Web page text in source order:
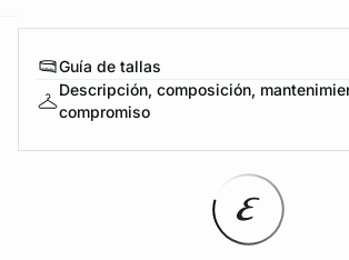
Guía de tallas
Descripción, composición,
compromiso